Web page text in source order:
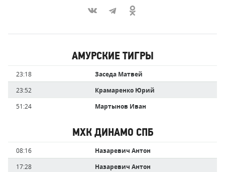
забившие
голы
АМУРСКИЕ ТИГРЫ
Время Имя
игрока
23:18
Заседа Матвей
23:52
Крамаренко Юрий
51:24
Мартынов Иван
МХК ДИНАМО СПБ
Время Имя
игрока
08:16
Назаревич Антон
17:28
Назаревич Антон